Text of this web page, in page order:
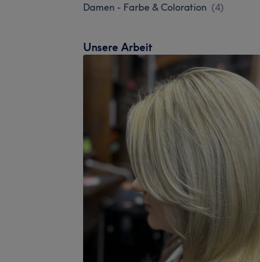
Damen - Farbe & Coloration (4)
Unsere Arbeit